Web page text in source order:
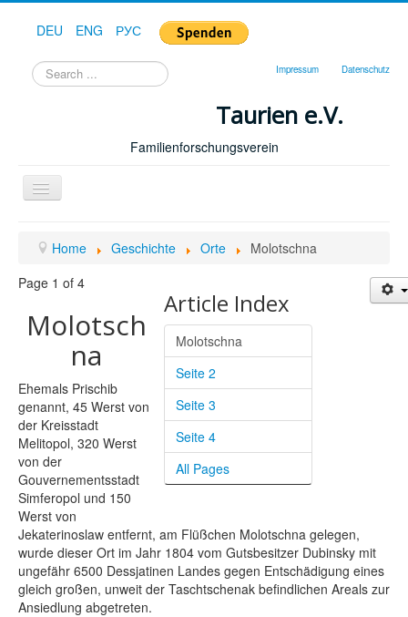
DEU ENG РУС
Search
...
Impressum Datenschutz
Taurien e.V.
Familienforschungsverein
Toggle
Navigation
Home
Geschichte Orte Molotschna
Article Index
Molotschna
Seite 2
Seite 3
Seite 4
All Pages
Page 1 of 4
Molotsch
na
Ehemals Prischib
genannt, 45 Werst von
der Kreisstadt
Melitopol, 320 Werst
von der
Gouvernementsstadt
Simferopol und 150
Werst von
Jekaterinoslaw entfernt, am Flüßchen Molotschna gelegen,
wurde dieser Ort im Jahr 1804 vom Gutsbesitzer Dubinsky mit
ungefähr 6500 Dessjatinen Landes gegen Entschädigung eines
gleich großen, unweit der Taschtschenak befindlichen Areals zur
Ansiedlung abgetreten.